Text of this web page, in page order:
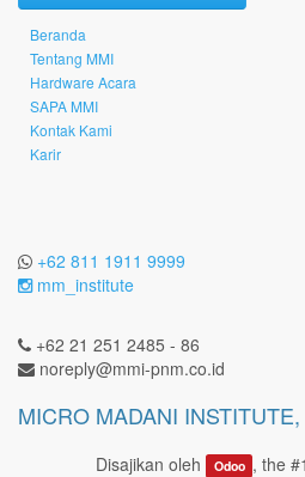
Beranda
Tentang MMI
Hardware Acara
SAPA MMI
Kontak Kami
Karir
+62 811 1911 9999
mm_institute
+62 21 251 2485 - 86
noreply@mmi-pnm.co.id
MICRO MADANI
Disajikan oleh Odoo , the #1